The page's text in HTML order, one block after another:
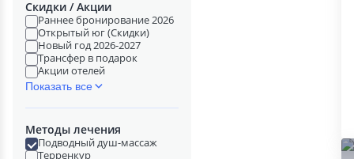
Скидки / Акции
Раннее бронирование 2026
Открытый юг (Скидки)
Новый год 2026-2027
Трансфер в подарок
Акции отелей
Показать все
Методы лечения
Подводный душ-массаж
Терренкур